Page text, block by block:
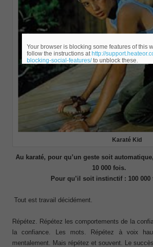
Karaté Kid
Au karaté, pour qu’un geste soit
10 000 fois.
Pour qu’il soit instinctif : 100
Tout est travail décidément.
Répétez. Répétez les comportements de la
la confiance. Les mots. Répétez à voix
mentalement. Mais répétez et souvent. Le
Your browser is blocking some features of this
follow the instructions at http://
blocking-social-features/to unblock these.